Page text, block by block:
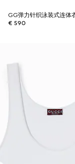
GG弹力针织泳装式连体
€ 590